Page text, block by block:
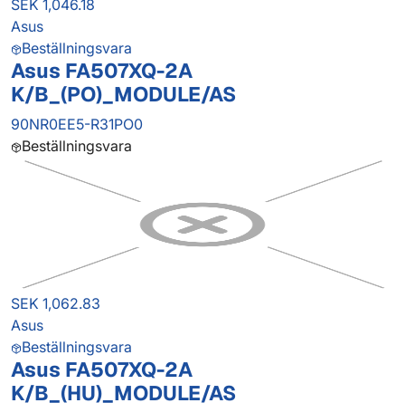
SEK 1,046.18
Asus
Beställningsvara
Asus FA507XQ-2A
K/B_(PO)_MODULE/AS
90NR0EE5-R31PO0
Beställningsvara
SEK 1,062.83
Asus
Beställningsvara
Asus FA507XQ-2A
K/B_(HU)_MODULE/AS